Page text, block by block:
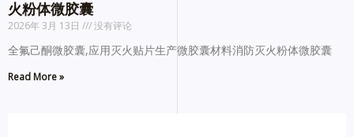
火粉体微胶囊
2026年 3月 13日 没有评论
全氟己酮微胶囊,应用灭火贴片生产微胶囊材料消防灭火粉体微胶囊
Read More »